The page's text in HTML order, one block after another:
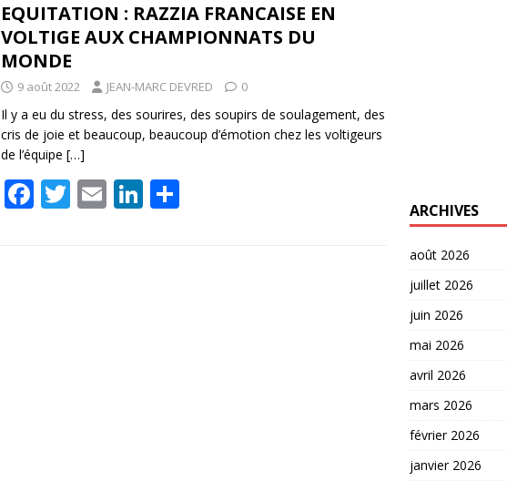
EQUITATION : RAZZIA FRANCAISE EN
VOLTIGE AUX CHAMPIONNATS DU
MONDE
9 août 2022 JEAN-MARC DEVRED 0
Il y a eu du stress, des sourires, des soupirs de soulagement, des
cris de joie et beaucoup, beaucoup d’émotion chez les voltigeurs
de l’équipe […]
F T E Li ARCHIVES
août 2026
juillet 2026
juin 2026
mai 2026
avril 2026
mars 2026
février 2026
janvier 2026